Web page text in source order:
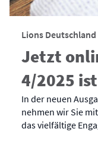
Lions Deutschland
Jetzt
4/2025
In der neuen
nehmen wir Sie
das vielfältige